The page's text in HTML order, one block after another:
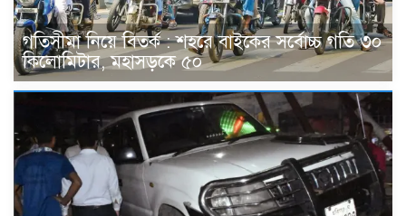
গতিসীমা নিয়ে বিতর্ক : শহরে বাইকের সর্বোচ্চ গতি ৩০
কিলোমিটার, মহাসড়কে ৫০